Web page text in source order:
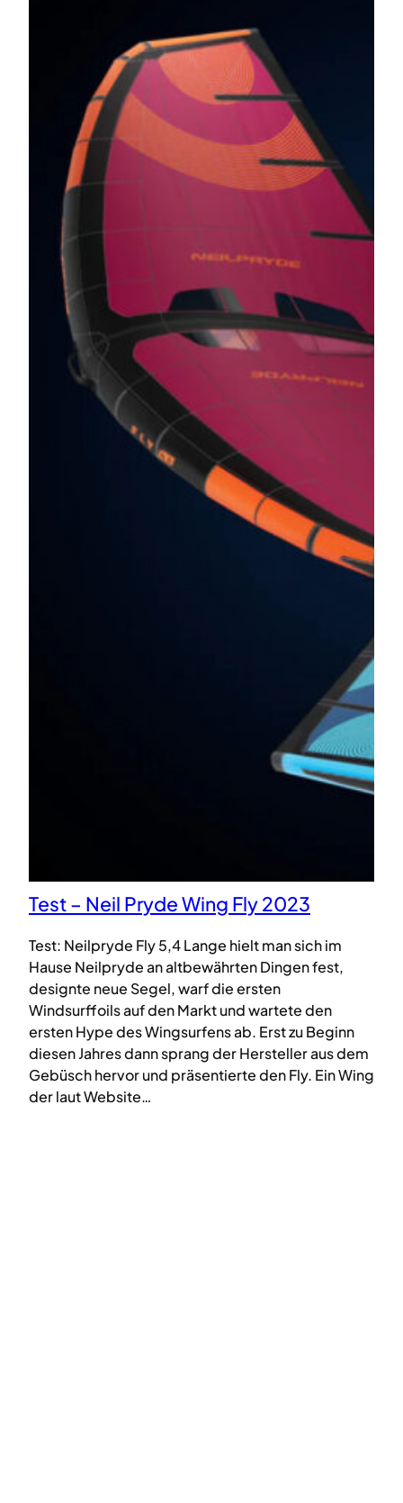
Test – Neil Pryde Wing Fly 2023
Test: Neilpryde Fly 5,4 Lange hielt man sich im
Hause Neilpryde an altbewährten Dingen fest,
designte neue Segel, warf die ersten
Windsurffoils auf den Markt und wartete den
ersten Hype des Wingsurfens ab. Erst zu Beginn
diesen Jahres dann sprang der Hersteller aus dem
Gebüsch hervor und präsentierte den Fly. Ein Wing
der laut Website…